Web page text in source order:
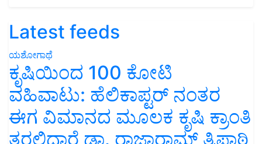
Latest feeds
ಯಶೋಗಾಥೆ
ಕೃಷಿಯಿಂದ 100 ಕೋಟಿ
ವಹಿವಾಟು: ಹೆಲಿಕಾಪ್ಟರ್ ನಂತರ
ಈಗ ವಿಮಾನದ ಮೂಲಕ ಕೃಷಿ ಕ್ರಾಂತಿ
ತರಲಿದ್ದಾರೆ ಡಾ. ರಾಜಾರಾಮ್ ತ್ರಿಪಾಠಿ